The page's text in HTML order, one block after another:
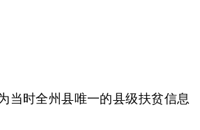
当时全州县唯一的县级扶贫信息